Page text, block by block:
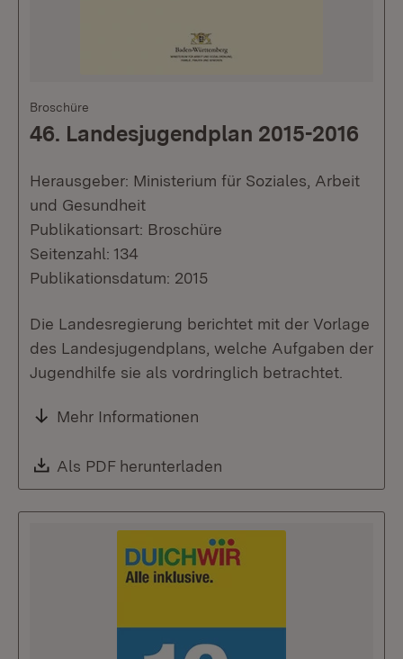
Broschüre
46. Landesjugendplan 2015-2016
Herausgeber: Ministerium für Soziales, Arbeit
und Gesundheit
Publikationsart: Broschüre
Seitenzahl: 134
Publikationsdatum: 2015
Die Landesregierung berichtet mit der Vorlage
des Landesjugendplans, welche Aufgaben der
Jugendhilfe sie als vordringlich betrachtet.
Mehr Informationen
Download:
Als PDF herunterladen